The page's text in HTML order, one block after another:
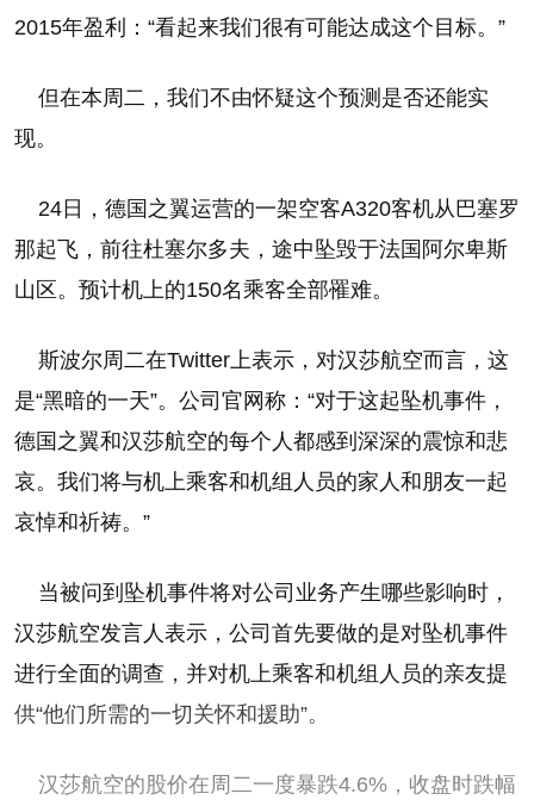
2015年盈利：“看起来我们很有可能达成这个目标。”
但在本周二，我们不由怀疑这个预测是否还能实
现。
24日，德国之翼运营的一架空客A320客机从巴塞罗
那起飞，前往杜塞尔多夫，途中坠毁于法国阿尔卑斯
山区。预计机上的150名乘客全部罹难。
斯波尔周二在Twitter上表示，对汉莎航空而言，这
是“黑暗的一天”。公司官网称：“对于这起坠机事件，
德国之翼和汉莎航空的每个人都感到深深的震惊和悲
哀。我们将与机上乘客和机组人员的家人和朋友一起
哀悼和祈祷。”
当被问到坠机事件将对公司业务产生哪些影响时，
汉莎航空发言人表示，公司首先要做的是对坠机事件
进行全面的调查，并对机上乘客和机组人员的亲友提
供“他们所需的一切关怀和援助”。
汉莎航空的股价在周二一度暴跌4.6%，收盘时跌幅